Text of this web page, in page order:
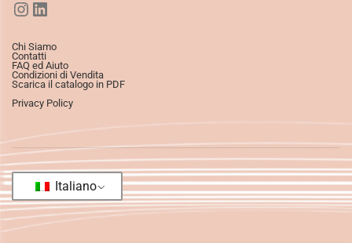
Chi Siamo
Contatti
FAQ ed Aiuto
Condizioni di Vendita
Scarica il catalogo in PDF
Privacy Policy
Italiano